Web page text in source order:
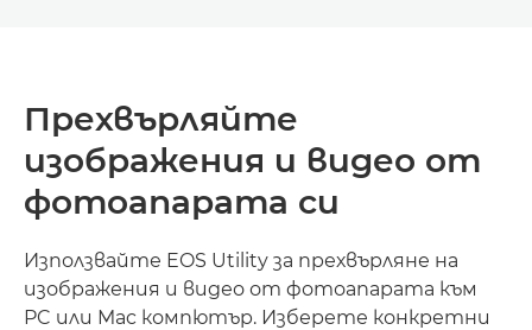
Прехвърляйте
изображения и видео от
фотоапарата си
Използвайте EOS Utility за прехвърляне на
изображения и видео от фотоапарата към
PC или Mac компютър. Изберете конкретни